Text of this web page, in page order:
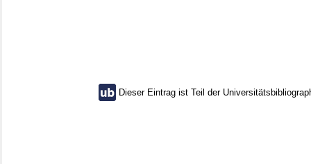
Dieser Eintrag ist Teil der